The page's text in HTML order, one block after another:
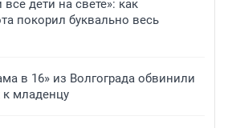
дети на свете»: как
покорил буквально весь
в 16» из Волгограда обвинили
к младенцу